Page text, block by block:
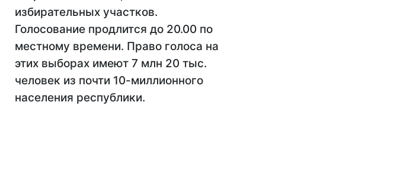
избирательных участков.
Голосование продлится до 20.00 по
местному времени. Право голоса на
этих выборах имеют 7 млн 20 тыс.
человек из почти 10-миллионного
населения республики.